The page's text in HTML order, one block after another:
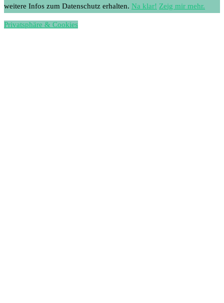
weitere Infos zum Datenschutz erhalten. Na klar! Zeig mir mehr.
Privatsphäre & Cookies